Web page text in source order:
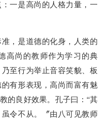
一是高尚的人格力量，一
，是道德的化身，人类的
高尚的教师作为学习的典
至行为举止音容笑貌、板
有形表现，高尚而富有魅
的良好效果。孔子曰：“其
令不从。〞由八可见教师